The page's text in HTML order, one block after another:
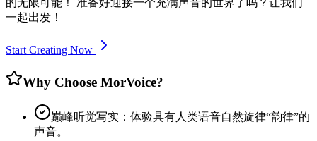
的无限可能！ 准备好迎接一个充满声音的世界了吗？让我们
一起出发！
Start Creating Now
Why Choose MorVoice?
巅峰听觉写实：体验具有人类语音自然旋律“韵律”的
声音。